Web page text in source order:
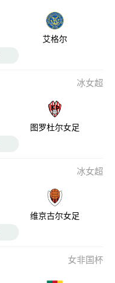
艾格尔
冰女超
图罗杜尔女足
冰女超
维京古尔女足
女非国杯